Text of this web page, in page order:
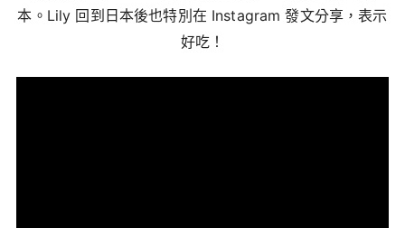
本。Lily 回到日本後也特別在 Instagram 發文分享，表示
好吃！